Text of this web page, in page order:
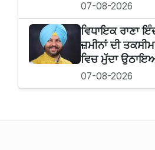
07-08-2026
ਵਿਧਾਇਕ ਰਾਣਾ
ਜ਼ਮੀਨਾਂ ਦੀ
ਵਿਚ ਮੁੱਦਾ
07-08-2026